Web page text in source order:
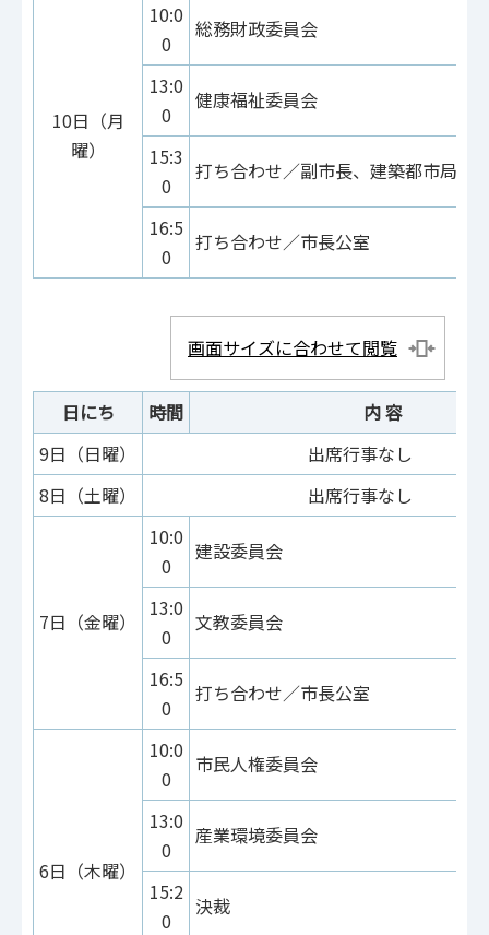
10日（月
曜）
10:0
0
総務財政委員会
13:0
0
健康福祉委員会
15:3
0
打ち合わせ／副市長、建築都市局
16:5
0
打ち合わせ／市長公室
画面サイズに合わせて閲覧
日にち 時間
内 容
9日（日曜）
出席行事なし
8日（土曜）
出席行事なし
7日（金曜）
10:0
0
建設委員会
13:0
0
文教委員会
16:5
0
打ち合わせ／市長公室
6日（木曜）
10:0
0
市民人権委員会
13:0
0
産業環境委員会
15:2
0
決裁